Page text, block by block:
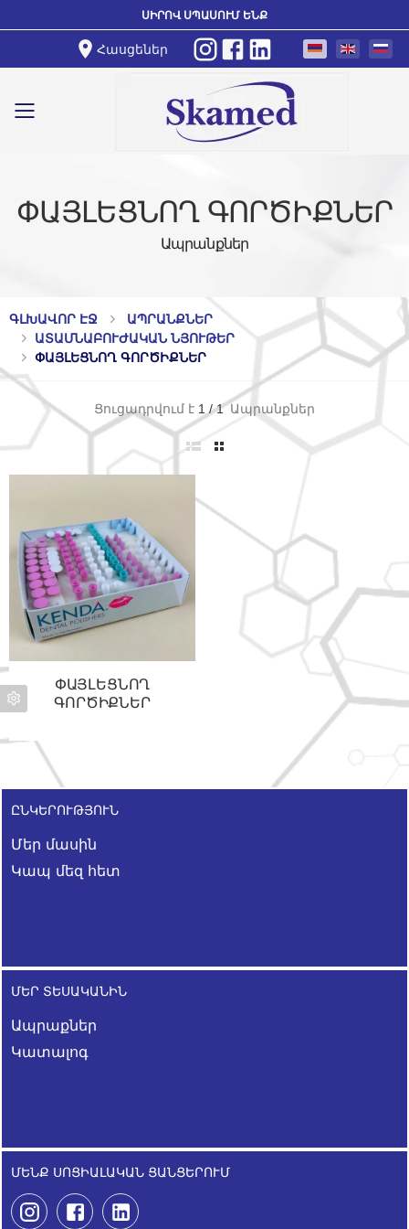
ՍԻՐՈՎ ՍՊԱՍՈՒՄ ԵՆՔ
Հասցեներ
Toggle mobile menu
ՓԱՅԼԵՑՆՈՂ ԳՈՐԾԻՔՆԵՐ
Ապրանքներ
ԳԼԽԱՎՈՐ ԷՋ
ԱՊՐԱՆՔՆԵՐ
ԱՏԱՄՆԱԲՈՒԺԱԿԱՆ ՆՅՈՒԹԵՐ
ՓԱՅԼԵՑՆՈՂ ԳՈՐԾԻՔՆԵՐ
Ցուցադրվում է 1 / 1 Ապրանքներ
ՓԱՅԼԵՑՆՈՂ
ԳՈՐԾԻՔՆԵՐ
ԸՆԿԵՐՈՒԹՅՈՒՆ
Մեր մասին
Կապ մեզ հետ
ՄԵՐ ՏԵՍԱԿԱՆԻՆ
Ապրաքներ
Կատալոգ
ՄԵՆՔ ՍՈՑԻԱԼԱԿԱՆ ՑԱՆՑԵՐՈՒՄ